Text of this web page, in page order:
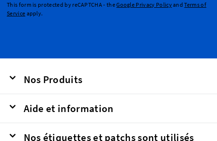
This form is protected by reCAPTCHA - theGoogle Privacy PolicyandTerms of
Service apply.
Nos Produits
Aide et information
Nos étiquettes et patchs sont utilisés